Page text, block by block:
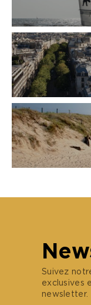
Suivez
exclusives
newsletter.